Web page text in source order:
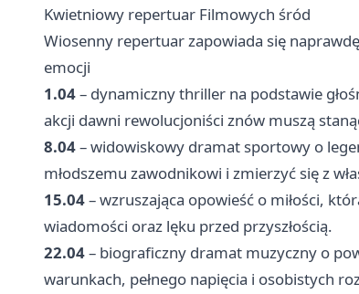
Kwietniowy repertuar Filmowych śród
Wiosenny repertuar zapowiada się
emocji
1.04– dynamiczny thriller na podstawie
akcji dawni rewolucjoniści znów muszą
8.04– widowiskowy dramat sportowy o
młodszemu zawodnikowi i zmierzyć się z
15.04– wzruszająca opowieść o miłości,
wiadomości oraz lęku przed przyszłością.
22.04– biograficzny dramat muzyczny o
warunkach, pełnego napięcia i osobistych